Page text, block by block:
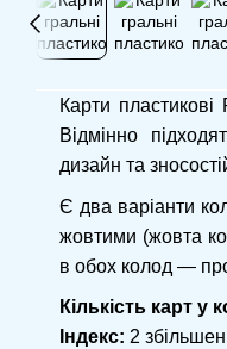
Карти
Відмінно
дизайн та
Є два варіанти
жовтими (жовта
в обох колод —
Кількість карт у
Індекс: 2